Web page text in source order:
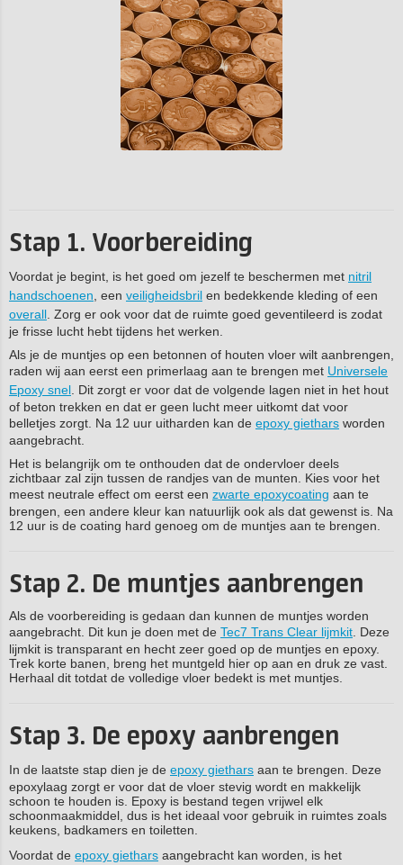
Stap 1. Voorbereiding
Voordat je begint, is het goed om jezelf te beschermen met nitril
handschoenen, een veiligheidsbril en bedekkende kleding of een
overall. Zorg er ook voor dat de ruimte goed geventileerd is zodat
je frisse lucht hebt tijdens het werken.
Als je de muntjes op een betonnen of houten vloer wilt aanbrengen,
raden wij aan eerst een primerlaag aan te brengen met Universele
Epoxy snel. Dit zorgt er voor dat de volgende lagen niet in het hout
of beton trekken en dat er geen lucht meer uitkomt dat voor
belletjes zorgt. Na 12 uur uitharden kan de epoxy giethars worden
aangebracht.
Het is belangrijk om te onthouden dat de ondervloer deels
zichtbaar zal zijn tussen de randjes van de munten. Kies voor het
meest neutrale effect om eerst een zwarte epoxycoating aan te
brengen, een andere kleur kan natuurlijk ook als dat gewenst is. Na
12 uur is de coating hard genoeg om de muntjes aan te brengen.
Stap 2. De muntjes aanbrengen
Als de voorbereiding is gedaan dan kunnen de muntjes worden
aangebracht. Dit kun je doen met de Tec7 Trans Clear lijmkit. Deze
lijmkit is transparant en hecht zeer goed op de muntjes en epoxy.
Trek korte banen, breng het muntgeld hier op aan en druk ze vast.
Herhaal dit totdat de volledige vloer bedekt is met muntjes.
Stap 3. De epoxy aanbrengen
In de laatste stap dien je de epoxy giethars aan te brengen. Deze
epoxylaag zorgt er voor dat de vloer stevig wordt en makkelijk
schoon te houden is. Epoxy is bestand tegen vrijwel elk
schoonmaakmiddel, dus is het ideaal voor gebruik in ruimtes zoals
keukens, badkamers en toiletten.
Voordat de epoxy giethars aangebracht kan worden, is het